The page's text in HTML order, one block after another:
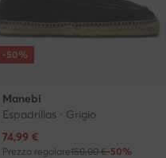
-50%
Manebi
Espadrillas · Grigio
Prezzo attuale
74,99 €
Prezzo regolare150,00 €-50%